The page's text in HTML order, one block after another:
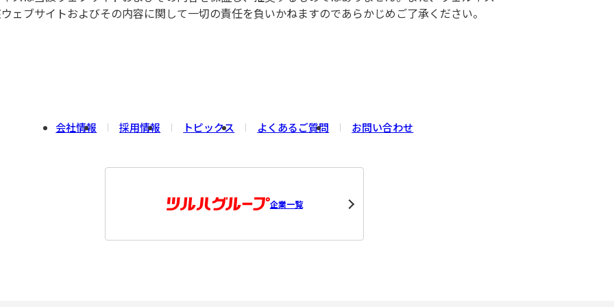
ェブサイトおよびその内容に関して一切の責任を負いかねますのであらかじめご了承ください。
会社情報 採用情報 トピックス よくあるご質問 お問い合わせ
企業一覧